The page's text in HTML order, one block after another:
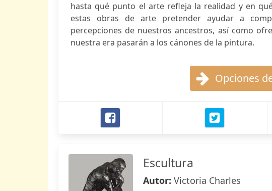
hasta qué punto el arte refleja la realidad y en
estas obras de arte pretender ayudar a
percepciones de nuestros ancestros, así como
nuestra era pasarán a los cánones de la pintura.
Opciones
Escultura
Autor: Victoria Charles